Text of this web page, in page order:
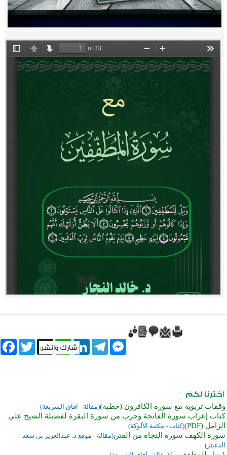
Twitter X
WhatsAppLinkedInTelegram
Messenger
وقفات تربوية مع سورة الكافرون (خطبة)(مقالة - آفاق الشريعة)
كتاب إعراب سورة الفاتحة وحزب من سورة البقرة لفضيلة الشيخ علي
الزامل (PDF)
(كتاب - مكتبة الألوكة)
سورة الكهف سورة النجاة من الفتن(مقالة - موقع د. عبدالعزيز بن سعد
الدغيثر)